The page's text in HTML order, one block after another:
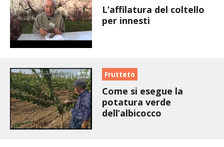
BIODIVERSITÀ
CUCINA
FARFALLE DELLA CAMPAGNA
PICCOLO POLLAIO
L’affilatura del coltello
per innesti
Frutteto
Come si esegue la
potatura verde
dell’albicocco